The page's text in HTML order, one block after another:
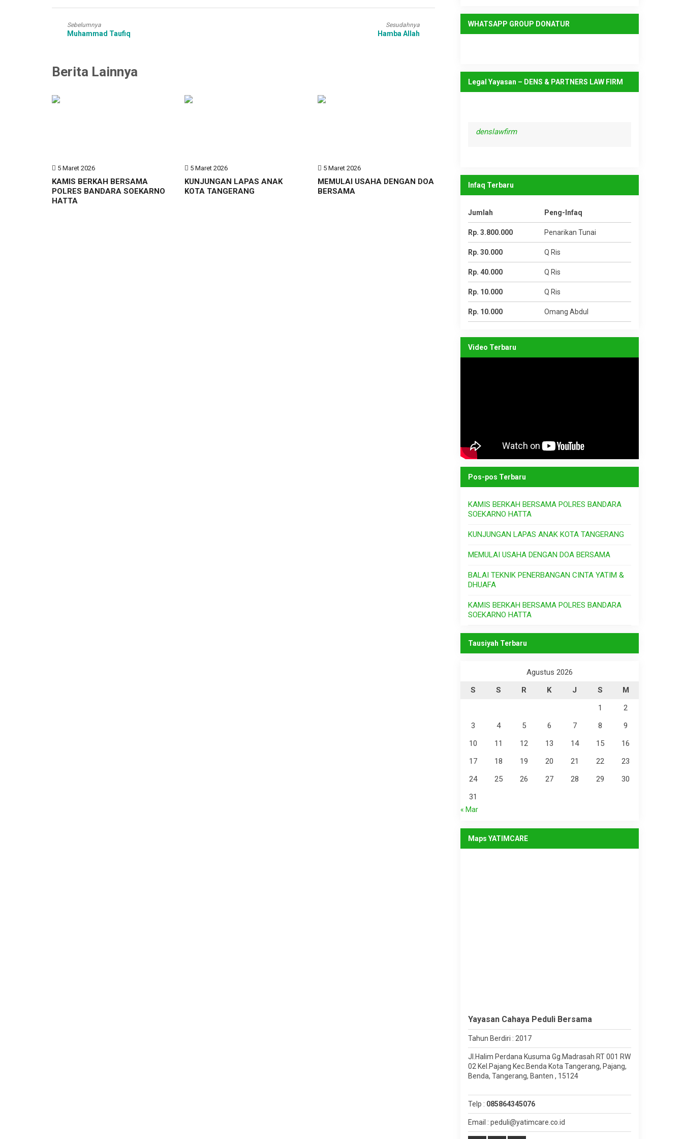
Sebelumnya
Muhammad Taufiq
Sesudahnya
Hamba Allah
Berita Lainnya
5 Maret 2026
KAMIS BERKAH BERSAMA
POLRES BANDARA SOEKARNO
HATTA
5 Maret 2026
KUNJUNGAN LAPAS ANAK
KOTA TANGERANG
5 Maret 2026
MEMULAI USAHA DENGAN DOA
BERSAMA
WHATSAPP GROUP DONATUR
Legal Yayasan – DENS & PARTNERS LAW FIRM
denslawfirm
Infaq Terbaru
Jumlah Peng-Infaq
Rp. 3.800.000 Penarikan Tunai
Rp. 30.000 Q Ris
Rp. 40.000 Q Ris
Rp. 10.000 Q Ris
Rp. 10.000 Omang Abdul
Video Terbaru
Pos-pos Terbaru
KAMIS BERKAH BERSAMA POLRES BANDARA
SOEKARNO HATTA
KUNJUNGAN LAPAS ANAK KOTA TANGERANG
MEMULAI USAHA DENGAN DOA BERSAMA
BALAI TEKNIK PENERBANGAN CINTA YATIM &
DHUAFA
KAMIS BERKAH BERSAMA POLRES BANDARA
SOEKARNO HATTA
Tausiyah Terbaru
Agustus 2026
S
S R K J S
M
1
2
3
4 5 6 7 8
9
10
11 12 13 14 15
16
17
18 19 20 21 22
23
24
25 26 27 28 29
30
31
« Mar
Maps YATIMCARE
Yayasan Cahaya Peduli Bersama
Tahun Berdiri : 2017
Jl.Halim Perdana Kusuma Gg.Madrasah RT 001 RW
02 Kel.Pajang Kec.Benda Kota Tangerang, Pajang,
Benda, Tangerang, Banten , 15124
Telp : 085864345076
Email : peduli@yatimcare.co.id